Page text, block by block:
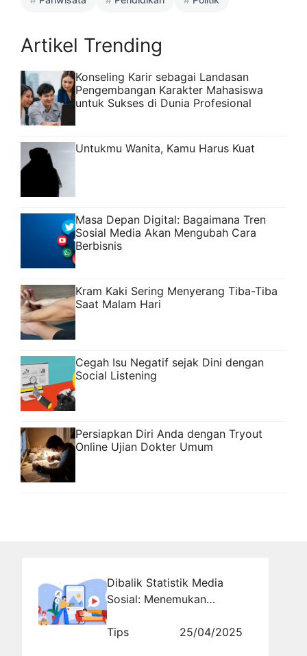
Artikel Trending
Konseling Karir sebagai Landasan
Pengembangan Karakter Mahasiswa
untuk Sukses di Dunia Profesional
Untukmu Wanita, Kamu Harus Kuat
Masa Depan Digital: Bagaimana Tren
Sosial Media Akan Mengubah Cara
Berbisnis
Kram Kaki Sering Menyerang Tiba-Tiba
Saat Malam Hari
Cegah Isu Negatif sejak Dini dengan
Social Listening
Persiapkan Diri Anda dengan Tryout
Online Ujian Dokter Umum
Dibalik Statistik Media
Sosial: Menemukan
Bernilai
Tips 25/04/2025